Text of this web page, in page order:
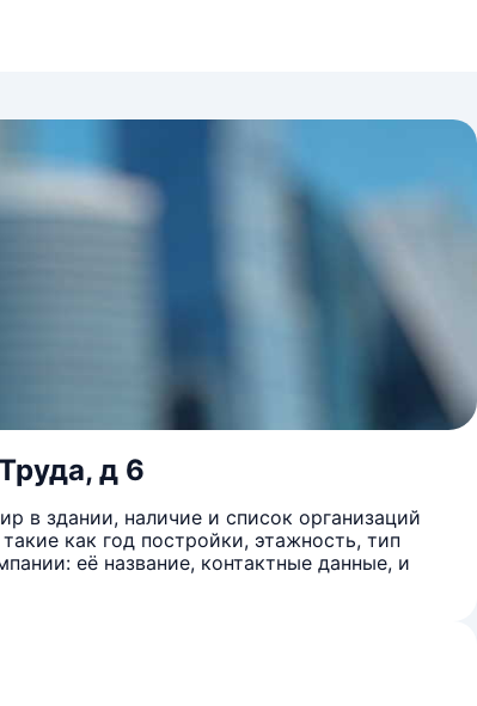
д 6
в здании, наличие и список организаций
как год постройки, этажность, тип
её название, контактные данные, и